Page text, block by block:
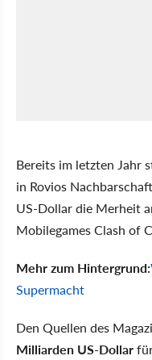
Bereits im letzten Jahr
in Rovios
US-Dollar die Merheit
Mobilegames Clash of
Mehr zum Hintergrund:
Supermacht
Den Quellen des
Milliarden US-Dollar